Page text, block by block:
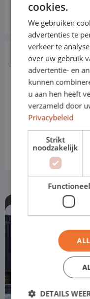
Zoekhulp
cookies.
We gebruiken
advertenties te
verkeer te
over uw gebruik
advertentie- en
kunnen
u aan hen heeft
verzameld door
Privacybeleid
Strikt
noodzakelijk
Functioneel
DETAILS